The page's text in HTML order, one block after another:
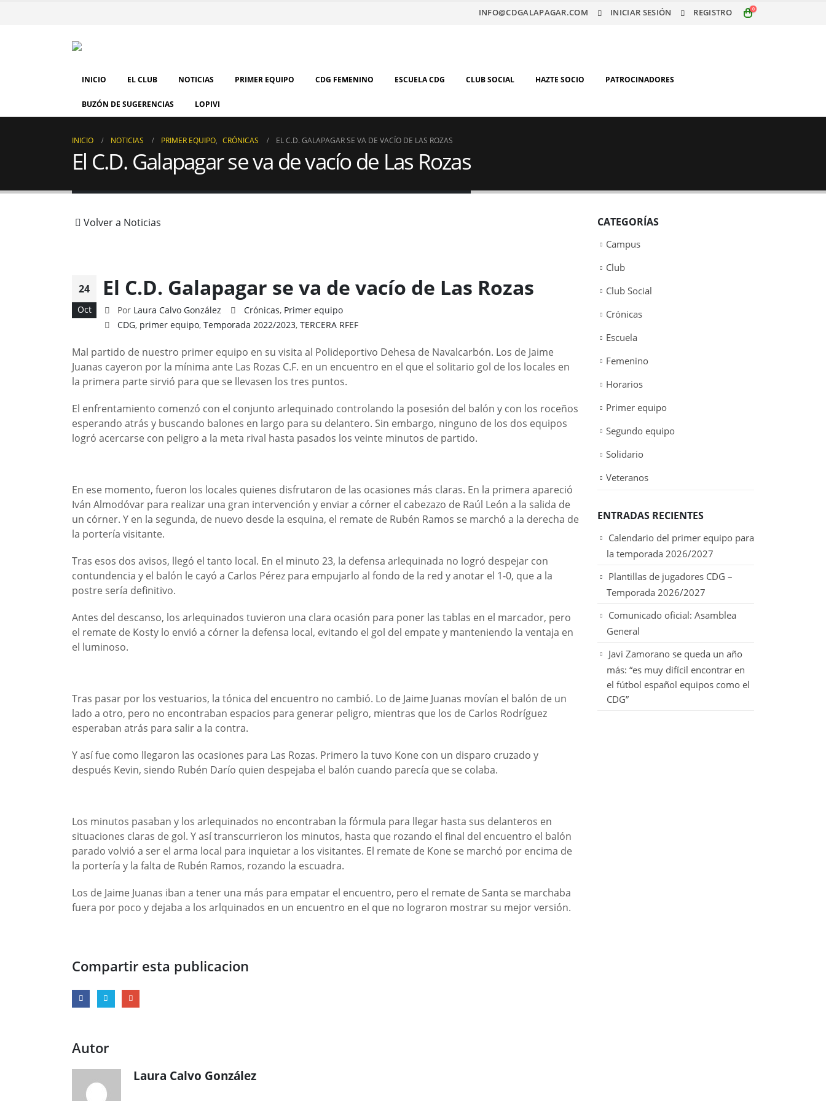
INFO@CDGALAPAGAR.COM INICIAR SESIÓN REGISTRO 0
INICIO EL CLUB NOTICIAS PRIMER EQUIPO CDG FEMENINO ESCUELA CDG CLUB SOCIAL HAZTE SOCIO PATROCINADORES
BUZÓN DE SUGERENCIAS LOPIVI
INICIO NOTICIAS PRIMER EQUIPO, CRÓNICAS EL C.D. GALAPAGAR SE VA DE VACÍO DE LAS ROZAS
El C.D. Galapagar se va de vacío de Las Rozas
Volver a Noticias
24
Oct
El C.D. Galapagar se va de vacío de Las Rozas
Por Laura Calvo González Crónicas, Primer equipo
CDG, primer equipo,Temporada 2022/2023,TERCERA RFEF
Mal partido de nuestro primer equipo en su visita al Polideportivo Dehesa de Navalcarbón. Los de Jaime
Juanas cayeron por la mínima ante Las Rozas C.F. en un encuentro en el que el solitario gol de los locales en
la primera parte sirvió para que se llevasen los tres puntos.
El enfrentamiento comenzó con el conjunto arlequinado controlando la posesión del balón y con los roceños
esperando atrás y buscando balones en largo para su delantero. Sin embargo, ninguno de los dos equipos
logró acercarse con peligro a la meta rival hasta pasados los veinte minutos de partido.
En ese momento, fueron los locales quienes disfrutaron de las ocasiones más claras. En la primera apareció
Iván Almodóvar para realizar una gran intervención y enviar a córner el cabezazo de Raúl León a la salida de
un córner. Y en la segunda, de nuevo desde la esquina, el remate de Rubén Ramos se marchó a la derecha de
la portería visitante.
Tras esos dos avisos, llegó el tanto local. En el minuto 23, la defensa arlequinada no logró despejar con
contundencia y el balón le cayó a Carlos Pérez para empujarlo al fondo de la red y anotar el 1-0, que a la
postre sería definitivo.
Antes del descanso, los arlequinados tuvieron una clara ocasión para poner las tablas en el marcador, pero
el remate de Kosty lo envió a córner la defensa local, evitando el gol del empate y manteniendo la ventaja en
el luminoso.
Tras pasar por los vestuarios, la tónica del encuentro no cambió. Lo de Jaime Juanas movían el balón de un
lado a otro, pero no encontraban espacios para generar peligro, mientras que los de Carlos Rodríguez
esperaban atrás para salir a la contra.
Y así fue como llegaron las ocasiones para Las Rozas. Primero la tuvo Kone con un disparo cruzado y
después Kevin, siendo Rubén Darío quien despejaba el balón cuando parecía que se colaba.
Los minutos pasaban y los arlequinados no encontraban la fórmula para llegar hasta sus delanteros en
situaciones claras de gol. Y así transcurrieron los minutos, hasta que rozando el final del encuentro el balón
parado volvió a ser el arma local para inquietar a los visitantes. El remate de Kone se marchó por encima de
la portería y la falta de Rubén Ramos, rozando la escuadra.
Los de Jaime Juanas iban a tener una más para empatar el encuentro, pero el remate de Santa se marchaba
fuera por poco y dejaba a los arlquinados en un encuentro en el que no lograron mostrar su mejor versión.
Compartir esta publicacion
Autor
Laura Calvo González
CATEGORÍAS
Campus
Club
Club Social
Crónicas
Escuela
Femenino
Horarios
Primer equipo
Segundo equipo
Solidario
Veteranos
ENTRADAS RECIENTES
Calendario del primer equipo para
la temporada 2026/2027
Plantillas de jugadores CDG –
Temporada 2026/2027
Comunicado oficial: Asamblea
General
Javi Zamorano se queda un año
más: “es muy difícil encontrar en
el fútbol español equipos como el
CDG”